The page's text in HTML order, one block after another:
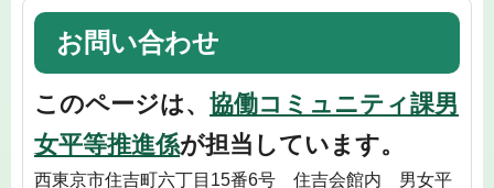
お問い合わせ
このページは、 協働コミュニティ課男
女平等推進係が担当しています。
西東京市住吉町六丁目15番6号 住吉会館内 男女平